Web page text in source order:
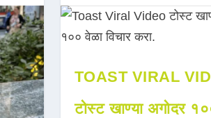
TOAST VIRAL
टोस्ट खाण्या अगोदर